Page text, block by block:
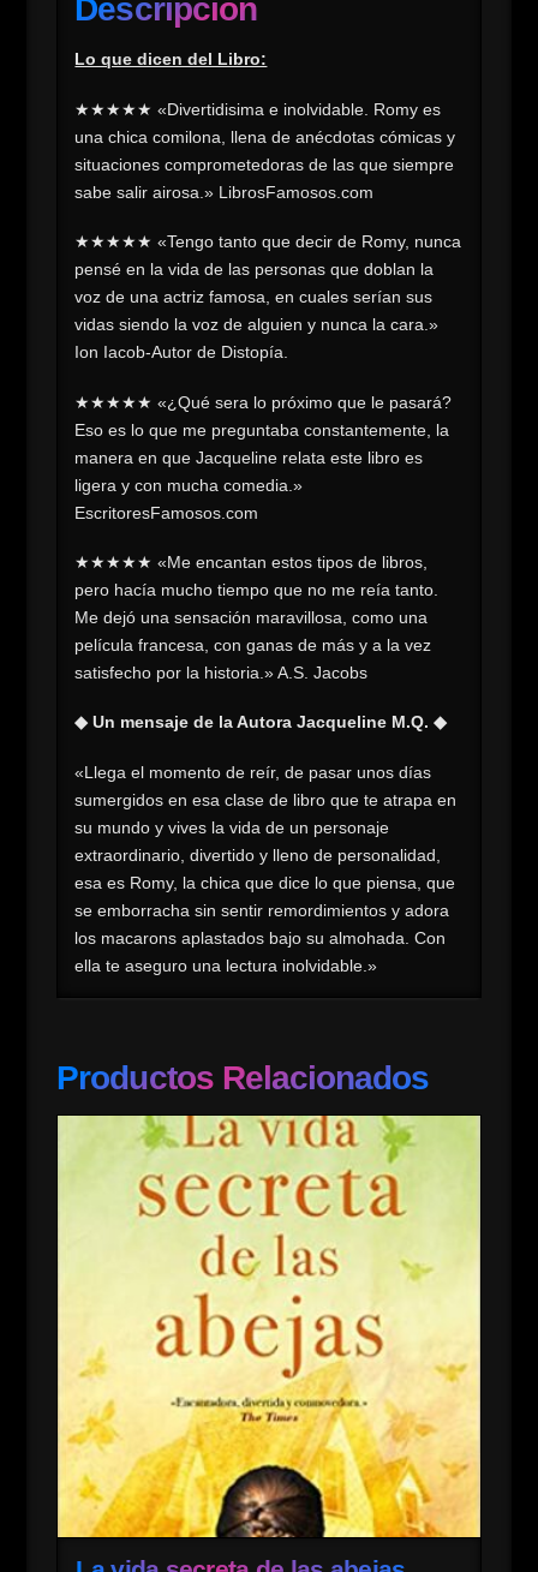
Descripción
Lo que dicen del Libro:
★★★★★ «Divertidisima e inolvidable. Romy es
una chica comilona, llena de anécdotas cómicas y
situaciones comprometedoras de las que siempre
sabe salir airosa.» LibrosFamosos.com
★★★★★ «Tengo tanto que decir de Romy, nunca
pensé en la vida de las personas que doblan la
voz de una actriz famosa, en cuales serían sus
vidas siendo la voz de alguien y nunca la cara.»
Ion Iacob-Autor de Distopía.
★★★★★ «¿Qué sera lo próximo que le pasará?
Eso es lo que me preguntaba constantemente, la
manera en que Jacqueline relata este libro es
ligera y con mucha comedia.»
EscritoresFamosos.com
★★★★★ «Me encantan estos tipos de libros,
pero hacía mucho tiempo que no me reía tanto.
Me dejó una sensación maravillosa, como una
película francesa, con ganas de más y a la vez
satisfecho por la historia.» A.S. Jacobs
◆ Un mensaje de la Autora Jacqueline M.Q. ◆
«Llega el momento de reír, de pasar unos días
sumergidos en esa clase de libro que te atrapa en
su mundo y vives la vida de un personaje
extraordinario, divertido y lleno de personalidad,
esa es Romy, la chica que dice lo que piensa, que
se emborracha sin sentir remordimientos y adora
los macarons aplastados bajo su almohada. Con
ella te aseguro una lectura inolvidable.»
Productos Relacionados